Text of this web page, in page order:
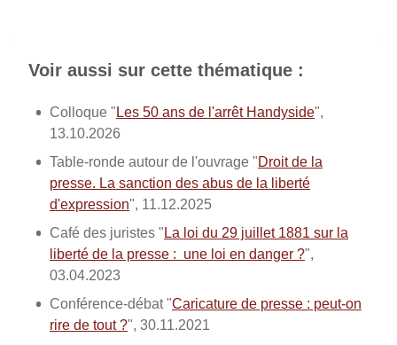
Voir aussi sur cette thématique :
Colloque " Les 50 ans de l'arrêt Handyside",
13.10.2026
Table-ronde autour de l'ouvrage "Droit de la
presse. La sanction des abus de la liberté
d'expression", 11.12.2025
Café des juristes " La loi du 29 juillet 1881 sur la
liberté de la presse : une loi en danger ?",
03.04.2023
Conférence-débat "Caricature de presse : peut-on
rire de tout ?", 30.11.2021